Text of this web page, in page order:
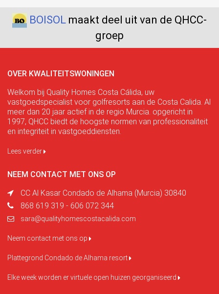
BOISOL maakt deel uit van de QHCC-
groep
OVER KWALITEITSWONINGEN
Welkom bij Quality Homes Costa Cálida, uw
vastgoedspecialist voor golfresorts aan de Costa Calida. Al
meer dan 20 jaar actief in de regio Murcia. opgericht in
1997, QHCC biedt de hoogste normen van professionaliteit
en integriteit in vastgoeddiensten.
Lees verder
NEEM CONTACT MET ONS OP
CC Al Kasar Condado de Alhama (Murcia) 30840
868 619 319 - 606 072 344
sara@qualityhomescostacalida.com
Neem contact met ons op
Plattegrond Condado de Alhama resort
Elke week worden er virtuele open huizen georganiseerd